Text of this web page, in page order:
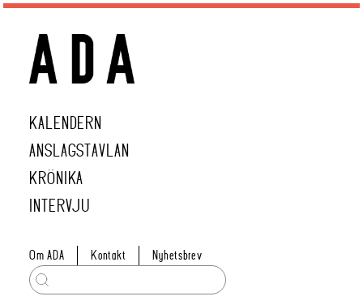
KALENDERN
ANSLAGSTAVLAN
KRÖNIKA
INTERVJU
Om ADA Kontakt Nyhetsbrev